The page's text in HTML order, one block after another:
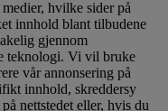
hvilke sider på
innhold blant tilbudene
gjennom
teknologi. Vi vil bruke
vår annonsering på
innhold, skreddersy
nettstedet eller, hvis du